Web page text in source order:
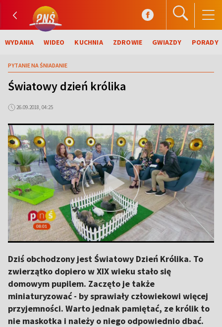
WYDANIA WIDEO KUCHNIA ZDROWIE GWIAZDY PORADY
PYTANIE NA ŚNIADANIE
Światowy dzień królika
26.09.2018, 04:25
Dziś obchodzony jest Światowy Dzień Królika. To
zwierzątko dopiero w XIX wieku stało się
domowym pupilem. Zaczęto je także
miniaturyzować - by sprawiały człowiekowi więcej
przyjemności. Warto jednak pamiętać, ze królik to
nie maskotka i należy o niego odpowiednio dbać.